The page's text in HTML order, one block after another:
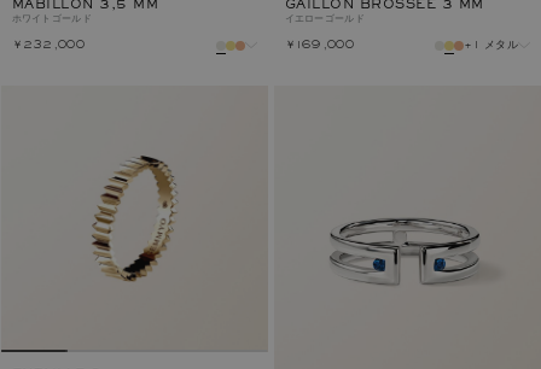
MABILLON 3,5 MM
ホワイトゴールド
￥232,000
GAILLON BROSSÉE 3 MM
イエローゴールド
￥169,000 +1 メタル